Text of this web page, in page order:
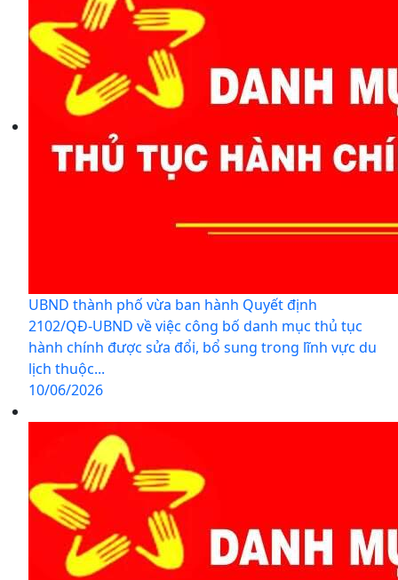
UBND thành phố vừa ban hành Quyết định
2102/QĐ-UBND về việc công bố danh mục thủ tục
hành chính được sửa đổi, bổ sung trong lĩnh vực du
lịch thuộc...
10/06/2026